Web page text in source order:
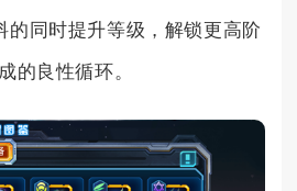
的同时提升等级，解锁更高阶
的良性循环。